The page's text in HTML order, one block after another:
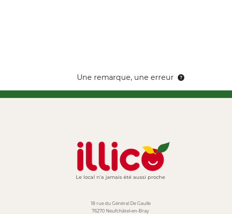
Une remarque, une erreur
Le local n'a jamais été aussi proche
18 rue du Général De Gaulle
76270 Neufchâtel-en-Bray